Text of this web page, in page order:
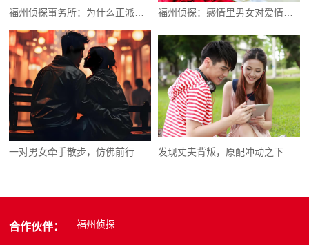
福州侦探：感情里男女对爱情的态度各有千秋
一对男女牵手散步，仿佛前行却又没有目标 发现丈夫背叛，原配冲动之下别做这些事
合作伙伴： 福州侦探